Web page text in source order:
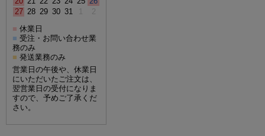
27 28 29 30 31 1 2
■ 休業日
■ 受注・お問い合わせ業
務のみ
■ 発送業務のみ
営業日の午後や、休業日
にいただいたご注文は、
翌営業日の受付になりま
すので、予めご了承くだ
さい。